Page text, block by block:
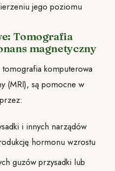
jego poziomu
Tomografia
magnetyczny
tomografia komputerowa
(MRI), są pomocne w
i innych narządów
hormonu wzrostu
guzów przysadki lub